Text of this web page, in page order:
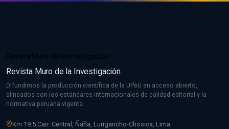
Revista Muro de la Investigación
Revista Muro de la Investigación
Difundimos la producción científica de la UPeU en acceso abierto,
alineados con los estándares internacionales de calidad editorial y la
normativa peruana vigente.
Km 19.5 Carr. Central, Ñaña, Lurigancho-Chosica, Lima